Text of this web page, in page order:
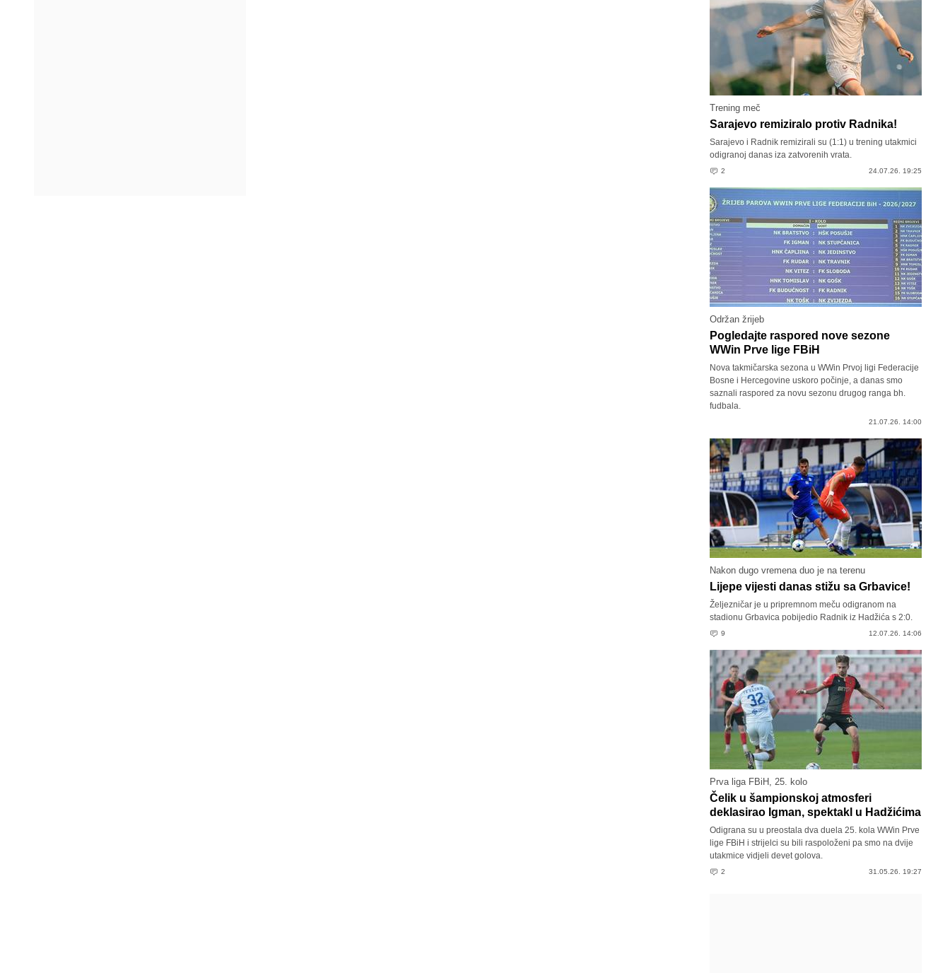
Trening meč
Sarajevo remiziralo protiv Radnika!
Sarajevo i Radnik remizirali su (1:1) u trening utakmici
odigranoj danas iza zatvorenih vrata.
2 24.07.26. 19:25
Održan žrijeb
Pogledajte raspored nove sezone
WWin Prve lige FBiH
Nova takmičarska sezona u WWin Prvoj ligi Federacije
Bosne i Hercegovine uskoro počinje, a danas smo
saznali raspored za novu sezonu drugog ranga bh.
fudbala.
21.07.26. 14:00
Nakon dugo vremena duo je na terenu
Lijepe vijesti danas stižu sa Grbavice!
Željezničar je u pripremnom meču odigranom na
stadionu Grbavica pobijedio Radnik iz Hadžića s 2:0.
9 12.07.26. 14:06
Prva liga FBiH, 25. kolo
Čelik u šampionskoj atmosferi
deklasirao Igman, spektakl u Hadžićima
Odigrana su u preostala dva duela 25. kola WWin Prve
lige FBiH i strijelci su bili raspoloženi pa smo na dvije
utakmice vidjeli devet golova.
2 31.05.26. 19:27